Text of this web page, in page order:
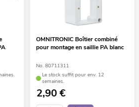
OMNITRONIC Boîtier combiné
pour montage en saillie PA blanc
No. 80711311
Le stock suffit pour env. 12
semaines.
2,90€